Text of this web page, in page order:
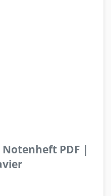
PDF |